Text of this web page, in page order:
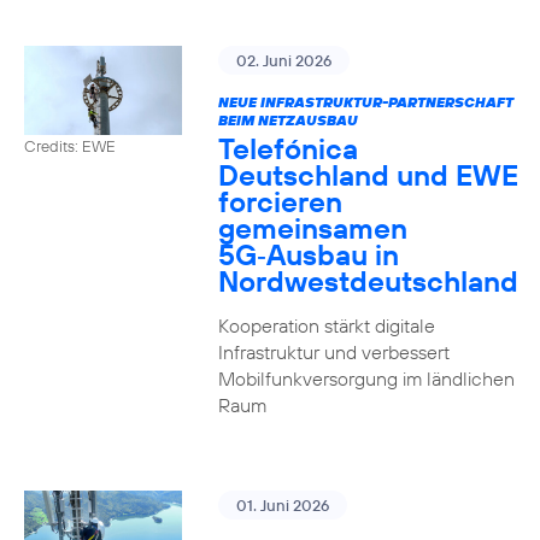
Credits: EWE
02. Juni 2026
NEUE INFRASTRUKTUR-PARTNERSCHAFT
BEIM NETZAUSBAU
Telefónica
Deutschland und EWE
forcieren
gemeinsamen
5G‑Ausbau in
Nordwestdeutschland
Kooperation stärkt digitale
Infrastruktur und verbessert
Mobilfunkversorgung im ländlichen
Raum
01. Juni 2026